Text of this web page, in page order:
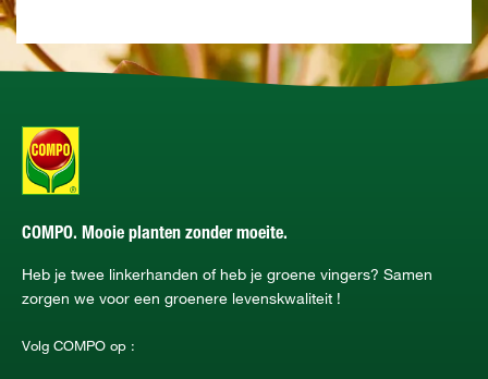
COMPO. Mooie planten zonder moeite.
Heb je twee linkerhanden of heb je groene vingers? Samen
zorgen we voor een groenere levenskwaliteit !
Volg COMPO op :